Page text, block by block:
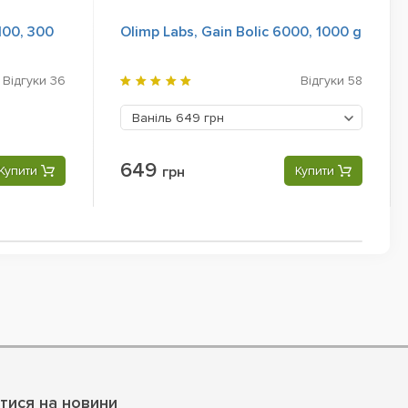
300
Відгуки 36
Olimp Labs, Gain Bolic 6000, 1000 g
Відгуки 58
Ваніль 649 грн
649 грн Купити
на новини